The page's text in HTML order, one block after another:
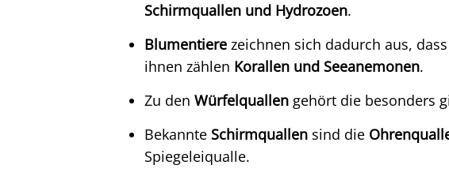
Schirmquallen und Hydrozoen.
Blumentiere zeichnen sich dadurch aus,
ihnen zählen Korallen und Seeanemonen.
Zu den Würfelquallen gehört die besonders
Bekannte Schirmquallen sind die
Spiegeleiqualle.